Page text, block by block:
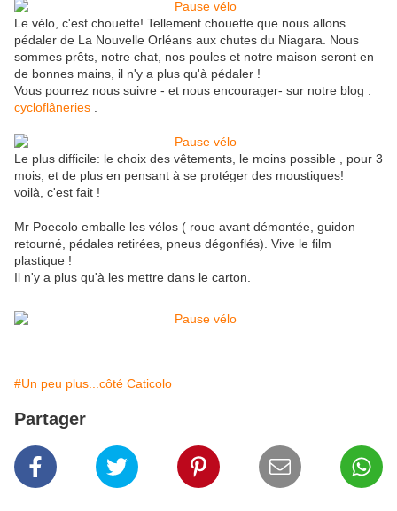
Le vélo, c'est chouette! Tellement chouette que nous allons
pédaler de La Nouvelle Orléans aux chutes du Niagara. Nous
sommes prêts, notre chat, nos poules et notre maison seront en
de bonnes mains, il n'y a plus qu'à pédaler !
Vous pourrez nous suivre - et nous encourager- sur notre blog :
cycloflâneries
Le plus difficile: le choix des vêtements, le moins possible , pour 3
mois, et de plus en pensant à se protéger des moustiques!
voilà, c'est fait !
Mr Poecolo emballe les vélos ( roue avant démontée, guidon
retourné, pédales retirées, pneus dégonflés). Vive le film
plastique !
Il n'y a plus qu'à les mettre dans le carton.
#Un peu plus...côté Caticolo
Partager